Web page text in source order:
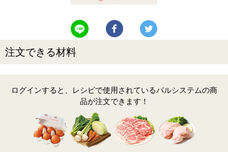
LINEで送る Facebookでシェアする
注文できる材料
ログインすると、レシピで使用されているパルシステムの商
品が注文できます！